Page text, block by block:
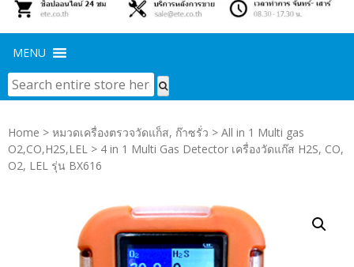
MENU
Home > หมวดเครื่องตรวจวัดแก็ส, ก๊าซรั่ว > All in 1 Multi gas
O2,CO,H2S,LEL > 4 in 1 Multi Gas Detector เครื่องวัดแก๊ส H2S, CO,
O2, LEL รุ่น BX616